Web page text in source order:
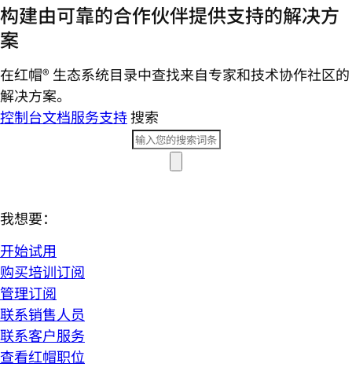
构建由可靠的合作伙伴提供支持的解决方
案
在红帽® 生态系统目录中查找来自专家和技术协作社区的
解决方案。
控制台文档服务支持搜索
我想要：
开始试用
购买培训订阅
管理订阅
联系销售人员
联系客户服务
查看红帽职位